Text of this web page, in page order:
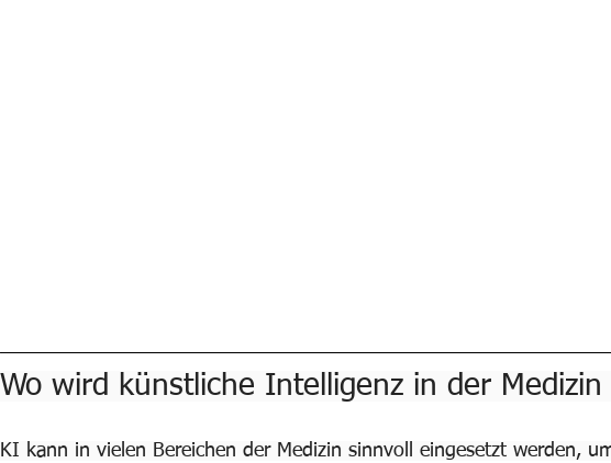
Wo wird künstliche Intelligenz in der Medizin
KI kann in vielen Bereichen der Medizin sinnvoll eingesetzt werden,